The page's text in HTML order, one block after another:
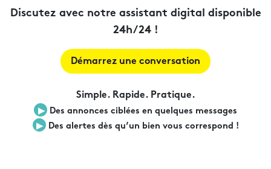
Discutez avec notre assistant digital disponible
24h/24 !
Démarrez une conversation
Simple. Rapide. Pratique.
▶︎
Des annonces ciblées en quelques messages
▶︎ Des alertes dès qu’un bien vous correspond !